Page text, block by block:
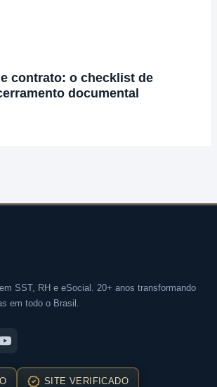
contrato: o checklist de
documental
SST, RH e eSocial. 20+ anos transformando
em todo o Brasil.
SITE VERIFICADO